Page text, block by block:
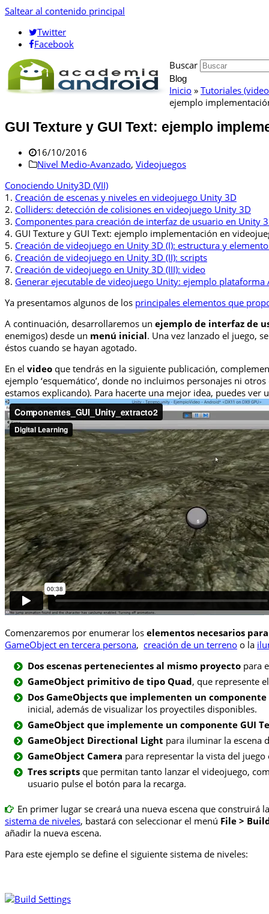
Saltear al contenido principal
Twitter
Facebook
Buscar
Blog
Inicio » Tutoriales
ejemplo
GUI Texture y GUI Text: ejemplo
16/10/2016
Nivel Medio-Avanzado, Videojuegos
Conociendo Unity3D (VII)
1. Creación de escenas y niveles en videojuego Unity 3D
2. Colliders: detección de colisiones en videojuego Unity 3D
3. Componentes para creación de interfaz de usuario en Unity
4. GUI Texture y GUI Text: ejemplo implementación en
5. Creación de videojuego en Unity 3D (I): estructura y
6. Creación de videojuego en Unity 3D (II): scripts
7. Creación de videojuego en Unity 3D (III): video
8. Generar ejecutable de videojuego Unity: ejemplo plataforma
Ya presentamos algunos de los principales elementos que
A continuación, desarrollaremos un ejemplo de interfaz de
enemigos) desde un menú inicial. Una vez lanzado el juego,
éstos cuando se hayan agotado.
En el video que tendrás en la siguiente publicación,
ejemplo ‘esquemático’, donde no incluimos personajes ni
estamos explicando). Para hacerte una mejor idea, puedes ver
Comenzaremos por enumerar los elementos necesarios
GameObject en tercera persona, creación de un terreno o la
Dos escenas pertenecientes al mismo proyectopara
GameObject primitivo de tipo Quad, que represente
Dos GameObjects que implementen un componente
inicial, además de visualizar los proyectiles disponibles.
GameObject que implemente un componente GUI
GameObject Directional Light para iluminar la escena
GameObject Camera para representar la vista del juego
Tres scriptsque permitan tanto lanzar el videojuego,
usuario pulse el botón para la recarga.
En primer lugar se creará una nueva escena que
sistema de niveles, bastará con seleccionar el menú File >
añadir la nueva escena.
Para este ejemplo se define el siguiente sistema de niveles: